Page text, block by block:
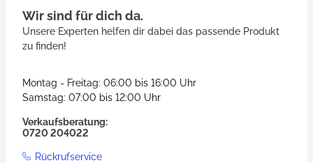
Wir sind für dich da.
Unsere Experten helfen dir dabei das passende Produkt
zu finden!
Montag - Freitag: 06:00 bis 16:00 Uhr
Samstag: 07:00 bis 12:00 Uhr
Verkaufsberatung:
0720 204022
Rückrufservice